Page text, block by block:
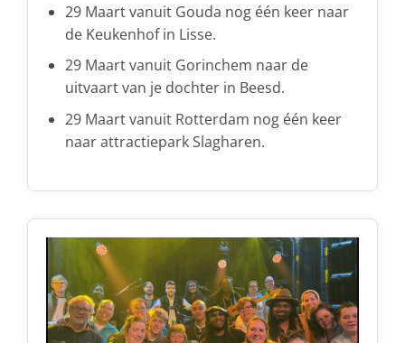
29 Maart vanuit Gouda nog één keer naar
de Keukenhof in Lisse.
29 Maart vanuit Gorinchem naar de
uitvaart van je dochter in Beesd.
29 Maart vanuit Rotterdam nog één keer
naar attractiepark Slagharen.